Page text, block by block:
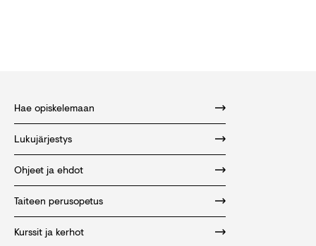
Hae opiskelemaan
Lukujärjestys
Ohjeet ja ehdot
Taiteen perusopetus
Kurssit ja kerhot